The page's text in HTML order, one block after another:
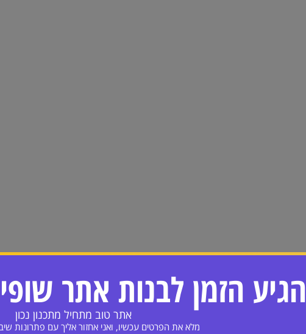
הגיע הזמן לבנות אתר
אתר טוב מתחיל מתכנון נכון
מלא את הפרטים עכשיו, ואני אחזור אליך עם פתרונות